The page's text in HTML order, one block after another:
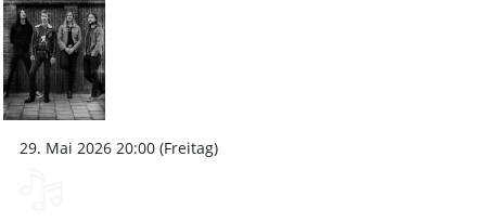
29. Mai 2026 20:00 (Freitag)